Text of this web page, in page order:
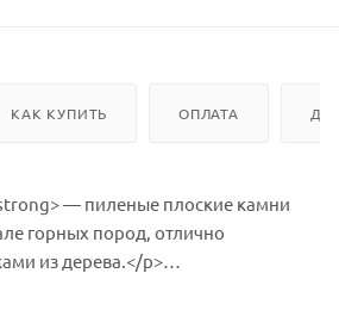
КАК КУПИТЬ ОПЛАТА
— пиленые плоские камни
горных пород, отлично
из дерева.</p>
коллекции Classic (Классика)